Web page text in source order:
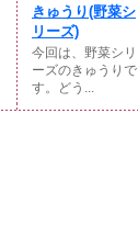
きゅうり(野菜シ
リーズ)
今回は、野菜シリ
ーズのきゅうりで
す。どう...